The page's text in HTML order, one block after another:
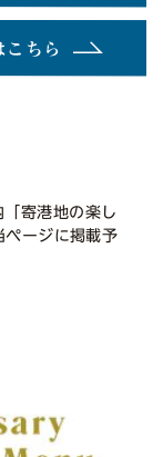
ちら
寄港地の楽し
ージに掲載予